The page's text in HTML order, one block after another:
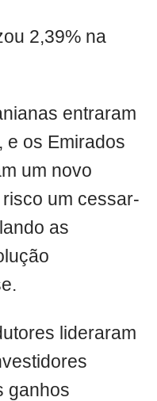
2,39% na
entraram
e os Emirados
um novo
um cessar-
as
lideraram
ganhos